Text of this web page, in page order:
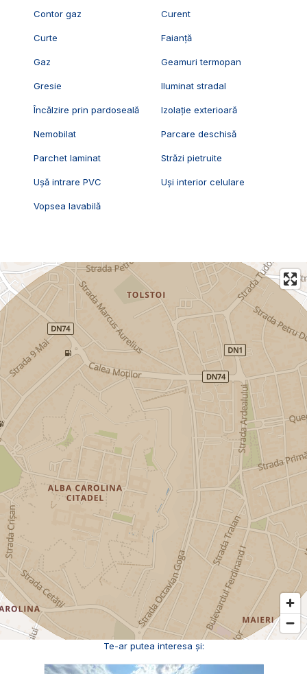
Contor gaz Curent
Curte Faianță
Gaz Geamuri termopan
Gresie Iluminat stradal
Încălzire prin pardoseală Izolație exterioară
Nemobilat Parcare deschisă
Parchet laminat Străzi pietruite
Ușă intrare PVC Uși interior celulare
Vopsea lavabilă
Te-ar putea interesa și: